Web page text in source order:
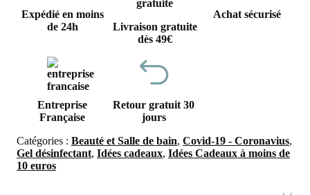
Expédié en moins
de 24h
Livraison gratuite
dès 49€
Achat sécurisé
Entreprise
Française
Retour gratuit 30
jours
Catégories : Beauté et Salle de bain, Covid-19 - Coronavius,
Gel désinfectant, Idées cadeaux, Idées Cadeaux à moins de
10 euros